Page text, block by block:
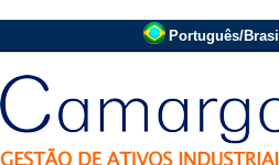
Português/Brasil